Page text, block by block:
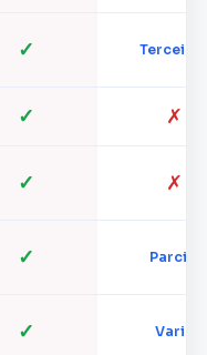
✓
✓ ✗
✓ ✗
✓ Parcial
✓ Varia